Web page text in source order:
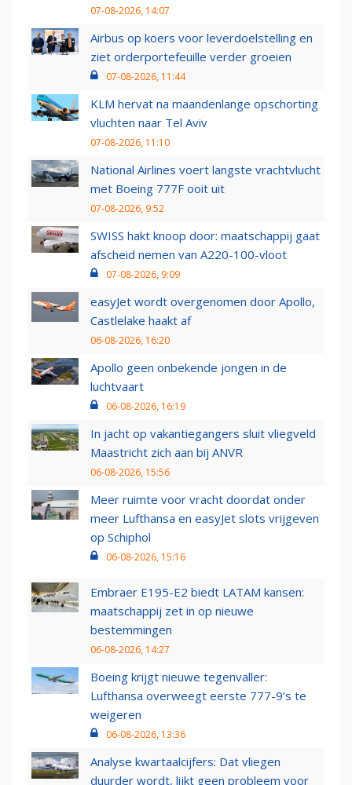
07-08-2026, 14:07
Airbus op koers voor leverdoelstelling en
ziet orderportefeuille verder groeien
07-08-2026, 11:44
KLM hervat na maandenlange opschorting
vluchten naar Tel Aviv
07-08-2026, 11:10
National Airlines voert langste vrachtvlucht
met Boeing 777F ooit uit
07-08-2026, 9:52
SWISS hakt knoop door: maatschappij gaat
afscheid nemen van A220-100-vloot
07-08-2026, 9:09
easyJet wordt overgenomen door Apollo,
Castlelake haakt af
06-08-2026, 16:20
Apollo geen onbekende jongen in de
luchtvaart
06-08-2026, 16:19
In jacht op vakantiegangers sluit vliegveld
Maastricht zich aan bij ANVR
06-08-2026, 15:56
Meer ruimte voor vracht doordat onder
meer Lufthansa en easyJet slots vrijgeven
op Schiphol
06-08-2026, 15:16
Embraer E195-E2 biedt LATAM kansen:
maatschappij zet in op nieuwe
bestemmingen
06-08-2026, 14:27
Boeing krijgt nieuwe tegenvaller:
Lufthansa overweegt eerste 777-9’s te
weigeren
06-08-2026, 13:36
Analyse kwartaalcijfers: Dat vliegen
duurder wordt, lijkt geen probleem voor